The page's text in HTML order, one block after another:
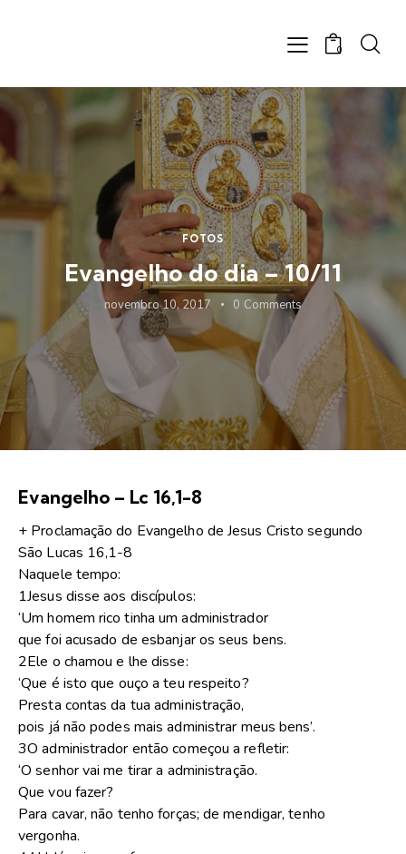
0
FOTOS
Evangelho do dia – 10/11
novembro 10, 2017 0 Comments
Evangelho – Lc 16,1-8
+ Proclamação do Evangelho de Jesus Cristo segundo
São Lucas 16,1-8
Naquele tempo:
1Jesus disse aos discípulos:
‘Um homem rico tinha um administrador
que foi acusado de esbanjar os seus bens.
2Ele o chamou e lhe disse:
‘Que é isto que ouço a teu respeito?
Presta contas da tua administração,
pois já não podes mais administrar meus bens’.
3O administrador então começou a refletir:
‘O senhor vai me tirar a administração.
Que vou fazer?
Para cavar, não tenho forças; de mendigar, tenho
vergonha.